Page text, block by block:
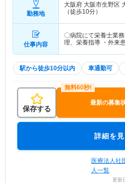
患者さんを受け入
意識障害、肢体不
さんが多くを占め
入れており、通院
も受け入れていま
患者さんが多く、
のできる環境です
の提供を目指して
丸となって患者さ
者さんやそのご家
まは私たちの家族
にしています。 ●
ており、歩行訓練
勤務地
大阪府 大阪市生野区
（徒歩10分）
仕事内容
〇病院にて栄養士業
理、栄養指導 ・外来
駅から徒歩10分以内 車通勤可
保存する
最新の募集
詳細を見
医療法人社
人一覧
更新